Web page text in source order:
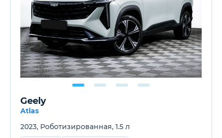
Geely
Atlas
2023, Роботизированная, 1.5 л